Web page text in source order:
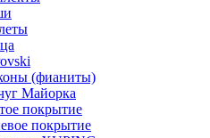
(фианиты)
Майорка
покрытие
покрытие